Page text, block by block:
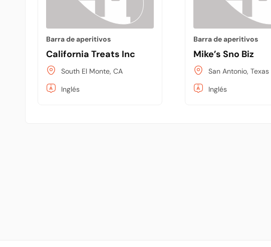
Barra de aperitivos
California Treats Inc
South El Monte, CA
Inglés
Barra de aperitivos
Mike’s Sno Biz
San Antonio, Texas
Inglés